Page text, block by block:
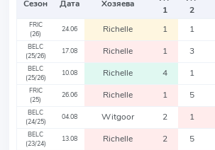
Сезон Дата Хозяева
1
2
FRIC
(26)
24.06 Richelle 1 1
BELC
(25/26)
17.08 Richelle 1 3
BELC
(25/26)
10.08 Richelle 4 1
FRIC
(25)
26.06 Richelle 1 5
BELC
(24/25)
04.08 Witgoor 2 1
BELC
(23/24)
13.08 Richelle 2 5